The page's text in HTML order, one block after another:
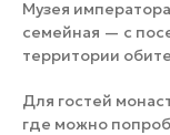
Музея
семейная — с
территории
Для гостей
где можно